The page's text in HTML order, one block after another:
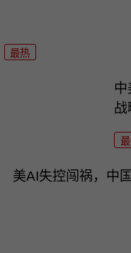
最热
中
战
美AI失控闯祸，中